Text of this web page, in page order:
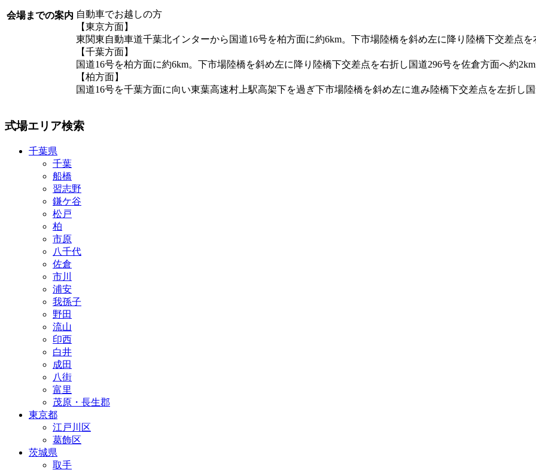
会場までの案内 自動車でお越しの方
【東京方面】
東関東自動車道千葉北インターから国道16号を柏方面に約6km。下市場陸橋を斜め左に降り陸橋下交差点
【千葉方面】
国道16号を柏方面に約6km。下市場陸橋を斜め左に降り陸橋下交差点を右折し国道296号を佐倉方面へ約
【柏方面】
国道16号を千葉方面に向い東葉高速村上駅高架下を過ぎ下市場陸橋を斜め左に進み陸橋下交差点を左折し
式場エリア検索
千葉県
千葉
船橋
習志野
鎌ケ谷
松戸
柏
市原
八千代
佐倉
市川
浦安
我孫子
野田
流山
印西
白井
成田
八街
富里
茂原・長生郡
東京都
江戸川区
葛飾区
茨城県
取手